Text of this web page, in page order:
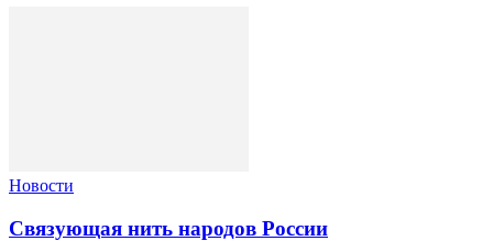
Новости
Связующая нить народов России